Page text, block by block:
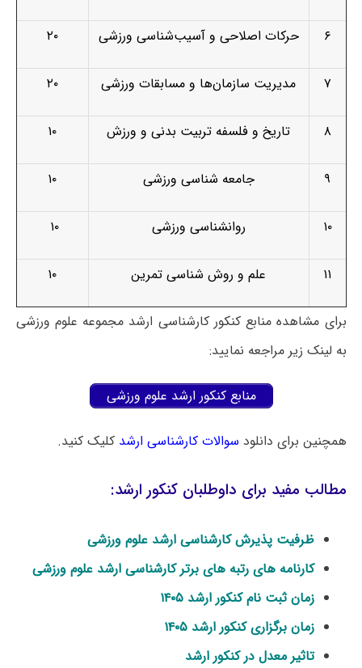
۶ حرکات اصلاحی و آسیب‌شناسی ورزشی ۲۰
۷ مدیریت سازمان‌ها و مسابقات ورزشی ۲۰
۸ تاریخ و فلسفه تربیت بدنی و ورزش ۱۰
۹ جامعه شناسی ورزشی ۱۰
۱۰ روانشناسی ورزشی ۱۰
۱۱ علم و روش شناسی تمرین ۱۰
برای مشاهده منابع کنکور کارشناسی ارشد مجموعه علوم ورزشی
به لینک زیر مراجعه نمایید:
منابع کنکور ارشد علوم ورزشی
همچنین برای دانلود سوالات کارشناسی ارشد کلیک کنید.
مطالب مفید برای داوطلبان کنکور ارشد:
ظرفیت پذیرش کارشناسی ارشد علوم ورزشی
کارنامه های رتبه های برتر کارشناسی ارشد علوم ورزشی
زمان ثبت نام کنکور ارشد ۱۴۰۵
زمان برگزاری کنکور ارشد ۱۴۰۵
تاثیر معدل در کنکور ارشد